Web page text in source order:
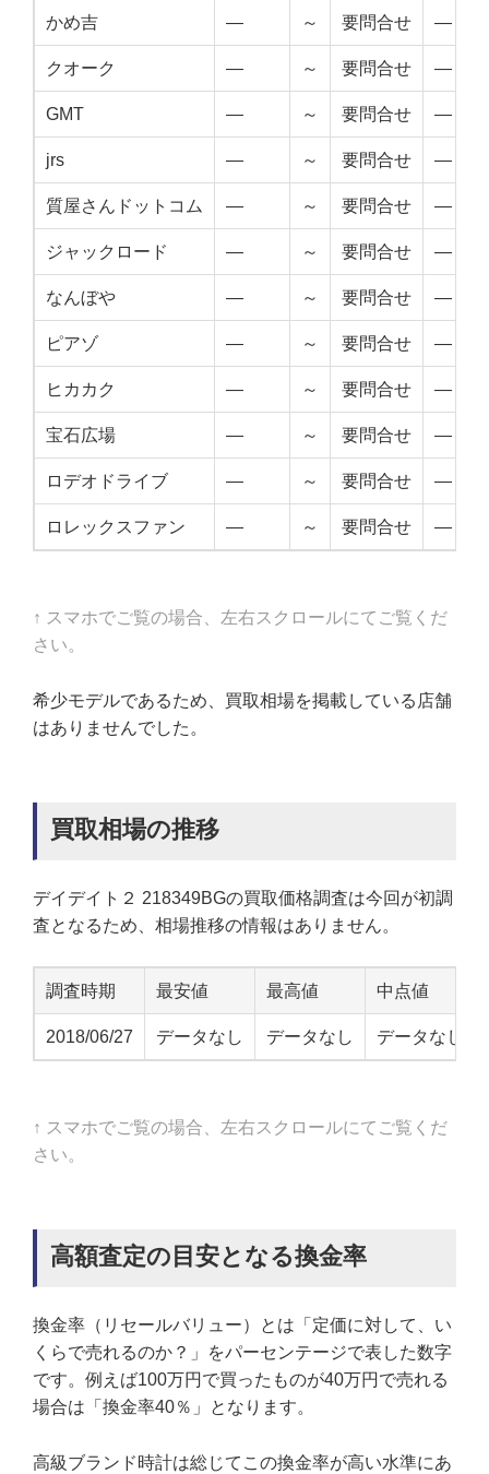
かめ吉 — ～ 要問合せ —
クオーク — ～ 要問合せ —
GMT — ～ 要問合せ —
jrs — ～ 要問合せ —
質屋さんドットコム — ～ 要問合せ —
ジャックロード — ～ 要問合せ —
なんぼや — ～ 要問合せ —
ピアゾ — ～ 要問合せ —
ヒカカク — ～ 要問合せ —
宝石広場 — ～ 要問合せ —
ロデオドライブ — ～ 要問合せ —
ロレックスファン — ～ 要問合せ —
↑ スマホでご覧の場合、左右スクロールにてご覧くだ
さい。
希少モデルであるため、買取相場を掲載している店舗
はありませんでした。
買取相場の推移
デイデイト２ 218349BGの買取価格調査は今回が初調
査となるため、相場推移の情報はありません。
調査時期 最安値 最高値 中点値
2018/06/27 データなし データなし データなし
↑ スマホでご覧の場合、左右スクロールにてご覧くだ
さい。
高額査定の目安となる換金率
換金率（リセールバリュー）とは「定価に対して、い
くらで売れるのか？」をパーセンテージで表した数字
です。例えば100万円で買ったものが40万円で売れる
場合は「換金率40％」となります。
高級ブランド時計は総じてこの換金率が高い水準にあ